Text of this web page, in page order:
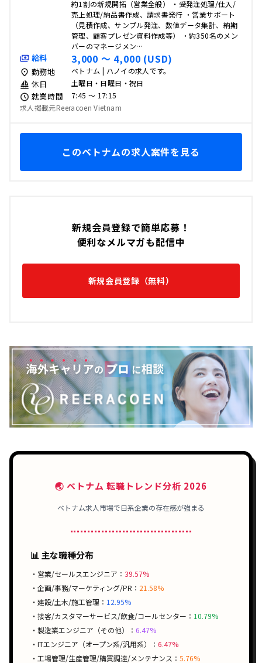
新規会員登録で簡単応募！
便利なメルマガも配信中
新規会員登録（無料）
🌏 ベトナム 転職トレンド分析 2026
ベトナム求人市場で日系企業の存在感が強まる
📊 主な職種分布
・営業/セールスエンジニア： 39.57%
・企画/事務/マーケティング/PR： 21.58%
・建設/土木/施工管理： 12.95%
・接客/カスタマーサービス/飲食/コールセンター： 10.79%
・製造業エンジニア（その他）： 6.47%
・ITエンジニア（オープン系/汎用系）： 6.47%
・工場管理/生産管理/購買調達/メンテナンス： 5.76%
約1割の新規開拓（営業全般） ・受発注処理/仕入/
売上処理/納品書作成、請求書発行 ・営業サポート
（見積作成、サンプル発注、数値データ集計、納期
管理、顧客プレゼン資料作成等） ・約350名のメン
バーのマネージメン…
給料 3,000 〜 4,000 (USD)
勤務地 ベトナム | ハノイの求人です。
休日 土曜日・日曜日・祝日
就業時間
7:45 〜 17:15
求人掲載元Reeracoen Vietnam
このベトナムの求人案件を見る